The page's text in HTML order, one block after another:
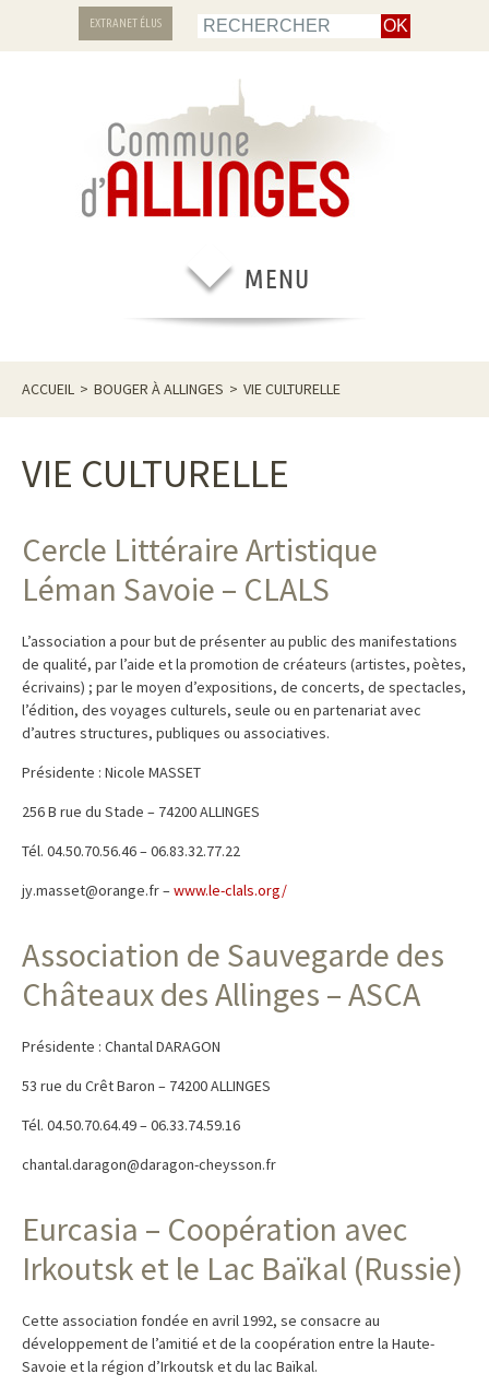
EXTRANET ÉLUS
ACCUEIL > BOUGER À ALLINGES > VIE CULTURELLE
VIE CULTURELLE
Cercle Littéraire Artistique
Léman Savoie – CLALS
L’association a pour but de présenter au public des manifestations
de qualité, par l’aide et la promotion de créateurs (artistes, poètes,
écrivains) ; par le moyen d’expositions, de concerts, de spectacles,
l’édition, des voyages culturels, seule ou en partenariat avec
d’autres structures, publiques ou associatives.
Présidente : Nicole MASSET
256 B rue du Stade – 74200 ALLINGES
Tél. 04.50.70.56.46 – 06.83.32.77.22
jy.masset@orange.fr –www.le-clals.org/
Association de Sauvegarde des
Châteaux des Allinges – ASCA
Présidente : Chantal DARAGON
53 rue du Crêt Baron – 74200 ALLINGES
Tél. 04.50.70.64.49 – 06.33.74.59.16
chantal.daragon@daragon-cheysson.fr
Eurcasia – Coopération avec
Irkoutsk et le Lac Baïkal (Russie)
Cette association fondée en avril 1992, se consacre au
développement de l’amitié et de la coopération entre la Haute-
Savoie et la région d’Irkoutsk et du lac Baïkal.